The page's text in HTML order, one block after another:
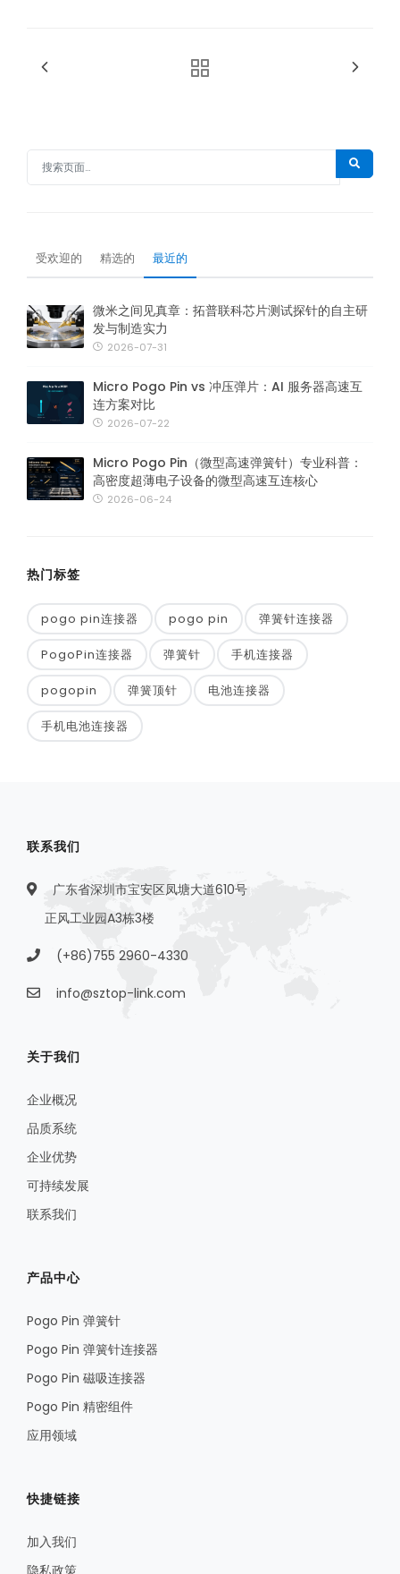
受欢迎的 精选的 最近的
微米之间见真章：拓普联科芯片测试探针的自主研
发与制造实力
2026-07-31
Micro Pogo Pin vs 冲压弹片：AI 服务器高速互
连方案对比
2026-07-22
Micro Pogo Pin（微型高速弹簧针）专业科普：
高密度超薄电子设备的微型高速互连核心
2026-06-24
热门标签
pogo pin连接器 pogo pin 弹簧针连接器
PogoPin连接器 弹簧针 手机连接器
pogopin 弹簧顶针 电池连接器
手机电池连接器
联系我们
广东省深圳市宝安区凤塘大道610号
正风工业园A3栋3楼
(+86)755 2960-4330
info@sztop-link.com
关于我们
企业概况
品质系统
企业优势
可持续发展
联系我们
产品中心
Pogo Pin 弹簧针
Pogo Pin 弹簧针连接器
Pogo Pin 磁吸连接器
Pogo Pin 精密组件
应用领域
快捷链接
加入我们